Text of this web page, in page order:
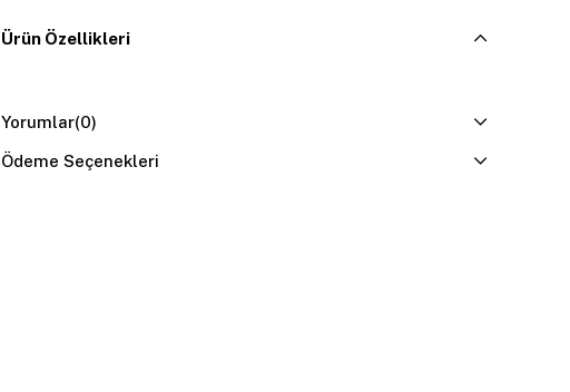
Ürün Özellikleri
Yorumlar(0)
Ödeme Seçenekleri